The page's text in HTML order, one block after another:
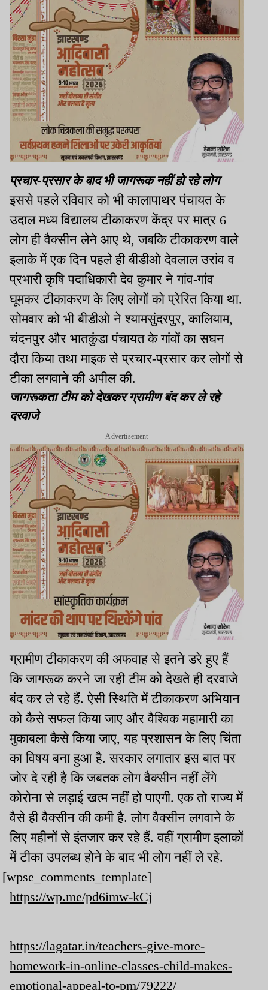
प्रचार-प्रसार के बाद भी जागरूक नहीं हो रहे लोग
इससे पहले रविवार को भी कालापाथर पंचायत के
उदाल मध्य विद्यालय टीकाकरण केंद्र पर मात्र 6
लोग ही वैक्सीन लेने आए थे, जबकि टीकाकरण वाले
इलाके में एक दिन पहले ही बीडीओ देवलाल उरांव व
प्रभारी कृषि पदाधिकारी देव कुमार ने गांव-गांव
घूमकर टीकाकरण के लिए लोगों को प्रेरित किया था.
सोमवार को भी बीडीओ ने श्यामसुंदरपुर, कालियाम,
चंदनपुर और भातकुंडा पंचायत के गांवों का सघन
दौरा किया तथा माइक से प्रचार-प्रसार कर लोगों से
टीका लगवाने की अपील की.
जागरूकता टीम को देखकर ग्रामीण बंद कर ले रहे
दरवाजे
Advertisement
ग्रामीण टीकाकरण की अफवाह से इतने डरे हुए हैं
कि जागरूक करने जा रही टीम को देखते ही दरवाजे
बंद कर ले रहे हैं. ऐसी स्थिति में टीकाकरण अभियान
को कैसे सफल किया जाए और वैश्विक महामारी का
मुकाबला कैसे किया जाए, यह प्रशासन के लिए चिंता
का विषय बना हुआ है. सरकार लगातार इस बात पर
जोर दे रही है कि जबतक लोग वैक्सीन नहीं लेंगे
कोरोना से लड़ाई खत्म नहीं हो पाएगी. एक तो राज्य में
वैसे ही वैक्सीन की कमी है. लोग वैक्सीन लगवाने के
लिए महीनों से इंतजार कर रहे हैं. वहीं ग्रामीण इलाकों
में टीका उपलब्ध होने के बाद भी लोग नहीं ले रहे.
[wpse_comments_template]
https://wp.me/pd6imw-kCj
https://lagatar.in/teachers-give-more-
homework-in-online-classes-child-makes-
emotional-appeal-to-pm/79222/